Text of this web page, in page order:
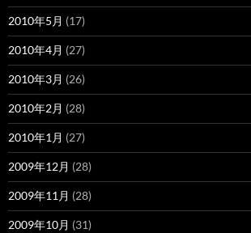
2010年5月 (17)
2010年4月 (27)
2010年3月 (26)
2010年2月 (28)
2010年1月 (27)
2009年12月 (28)
2009年11月 (28)
2009年10月 (31)